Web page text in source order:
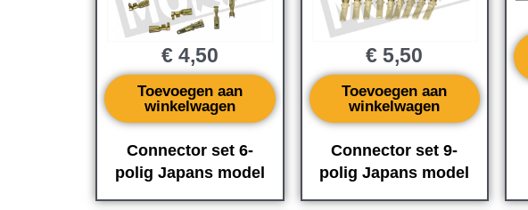
Connector set 6-
polig Japans model
€4,50
Toevoegen aan
winkelwagen
Connector set 9-
polig Japans model
€ 5,50
Toevoegen aan
winkelwagen